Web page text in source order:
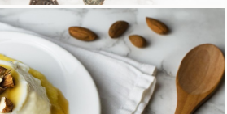
con ragù light